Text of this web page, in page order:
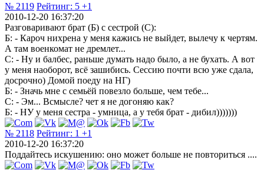
№ 2119 Рейтинг: 5 +1
2010-12-20 16:37:20
Разговаривают брат (Б) с сестрой (С):
Б: - Кароч нихрена у меня кажись не выйдет, вылечу к чертям.
А там военкомат не дремлет...
С: - Ну и балбес, раньше думать надо было, а не бухать. А вот
у меня наоборот, всё зашибись. Сессию почти всю уже сдала,
досрочно) Домой поеду на НГ)
Б: - Значь мне с семьёй повезло больше, чем тебе...
С: - Эм... Всмысле? чет я не догоняю как?
Б: - НУ у меня сестра - умница, а у тебя брат - дибил)))))))
№ 2118 Рейтинг: 1 +1
2010-12-20 16:37:20
Поддайтесь искушению: оно может больше не повториться ....